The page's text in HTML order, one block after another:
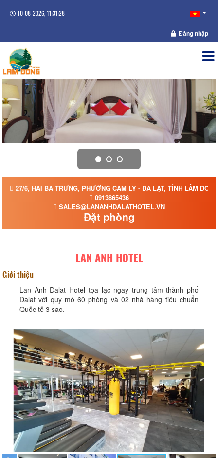
10-08-2026, 11:31:28
Đăng nhập
27/6, HAI BÀ TRƯNG, PHƯỜNG CAM LY - ĐÀ LẠT, TỈNH LÂM ĐỒNG
0913865436
SALES@LANANHDALATHOTEL.VN
Đặt phòng
LAN ANH HOTEL
Giới thiệu
Lan Anh Dalat Hotel tọa lạc ngay trung tâm thành phố
Dalat với quy mô 60 phòng và 02 nhà hàng tiêu chuẩn
Quốc tế 3 sao.